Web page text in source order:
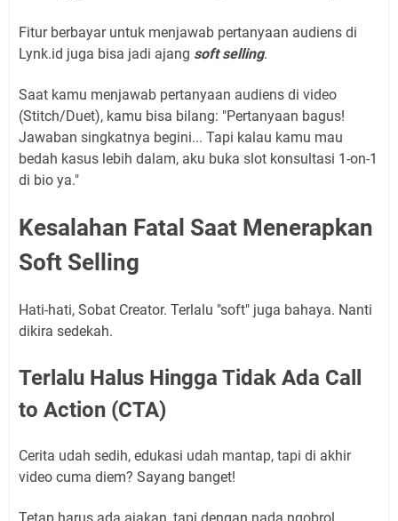
Fitur berbayar untuk menjawab pertanyaan audiens di
Lynk.id juga bisa jadi ajang soft selling.
Saat kamu menjawab pertanyaan audiens di video
(Stitch/Duet), kamu bisa bilang: "Pertanyaan bagus!
Jawaban singkatnya begini... Tapi kalau kamu mau
bedah kasus lebih dalam, aku buka slot konsultasi 1-on-1
di bio ya."
Kesalahan Fatal Saat Menerapkan
Soft Selling
Hati-hati, Sobat Creator. Terlalu "soft" juga bahaya. Nanti
dikira sedekah.
Terlalu Halus Hingga Tidak Ada Call
to Action (CTA)
Cerita udah sedih, edukasi udah mantap, tapi di akhir
video cuma diem? Sayang banget!